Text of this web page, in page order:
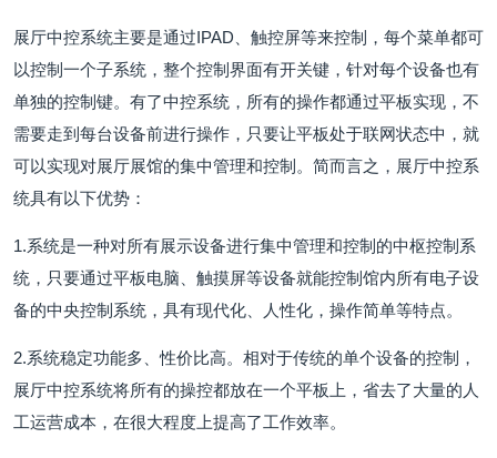
展厅中控系统主要是通过IPAD、触控屏等来控制，每个菜单都可
以控制一个子系统，整个控制界面有开关键，针对每个设备也有
单独的控制键。有了中控系统，所有的操作都通过平板实现，不
需要走到每台设备前进行操作，只要让平板处于联网状态中，就
可以实现对展厅展馆的集中管理和控制。简而言之，展厅中控系
统具有以下优势：
1.系统是一种对所有展示设备进行集中管理和控制的中枢控制系
统，只要通过平板电脑、触摸屏等设备就能控制馆内所有电子设
备的中央控制系统，具有现代化、人性化，操作简单等特点。
2.系统稳定功能多、性价比高。相对于传统的单个设备的控制，
展厅中控系统将所有的操控都放在一个平板上，省去了大量的人
工运营成本，在很大程度上提高了工作效率。